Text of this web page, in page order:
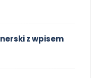
z wpisem